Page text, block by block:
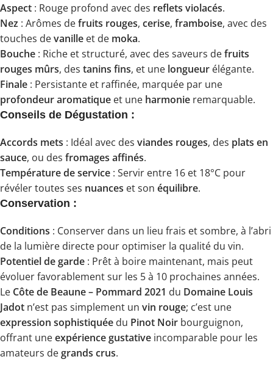
Aspect : Rouge profond avec des reflets violacés.
Nez : Arômes defruits rouges, cerise, framboise, avec des
touches devanille et de moka.
Bouche : Riche et structuré, avec des saveurs defruits
rouges mûrs, des tanins fins, et une longueur élégante.
Finale : Persistante et raffinée, marquée par une
profondeur aromatique et une harmonie remarquable.
Conseils de Dégustation :
Accords mets : Idéal avec des viandes rouges, des plats en
sauce, ou des fromages affinés.
Température de service : Servir entre 16 et 18°C pour
révéler toutes ses nuances et son équilibre.
Conservation :
Conditions : Conserver dans un lieu frais et sombre, à l’abri
de la lumière directe pour optimiser la qualité du vin.
Potentiel de garde : Prêt à boire maintenant, mais peut
évoluer favorablement sur les 5 à 10 prochaines années.
Le Côte de Beaune – Pommard 2021 du Domaine Louis
Jadot n’est pas simplement un vin rouge; c’est une
expression sophistiquée du Pinot Noir bourguignon,
offrant uneexpérience gustative incomparable pour les
amateurs degrands crus.